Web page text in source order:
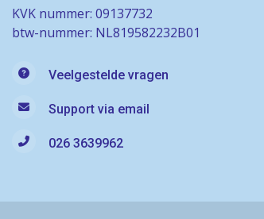
KVK nummer: 09137732
btw-nummer: NL819582232B01
Veelgestelde vragen
Support via email
026 3639962